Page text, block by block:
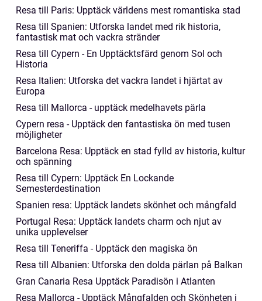
Resa till Paris: Upptäck världens mest romantiska stad
Resa till Spanien: Utforska landet med rik historia,
fantastisk mat och vackra stränder
Resa till Cypern - En Upptäcktsfärd genom Sol och
Historia
Resa Italien: Utforska det vackra landet i hjärtat av
Europa
Resa till Mallorca - upptäck medelhavets pärla
Cypern resa - Upptäck den fantastiska ön med tusen
möjligheter
Barcelona Resa: Upptäck en stad fylld av historia, kultur
och spänning
Resa till Cypern: Upptäck En Lockande
Semesterdestination
Spanien resa: Upptäck landets skönhet och mångfald
Portugal Resa: Upptäck landets charm och njut av
unika upplevelser
Resa till Teneriffa - Upptäck den magiska ön
Resa till Albanien: Utforska den dolda pärlan på Balkan
Gran Canaria Resa Upptäck Paradisön i Atlanten
Resa Mallorca - Upptäck Mångfalden och Skönheten i